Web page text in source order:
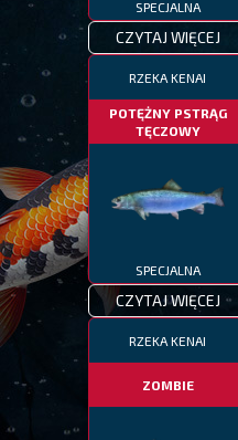
SPECJALNA
CZYTAJ WIĘCEJ
RZEKA KENAI
POTĘŻNY PSTRĄG
TĘCZOWY
SPECJALNA
CZYTAJ WIĘCEJ
RZEKA KENAI
ZOMBIE